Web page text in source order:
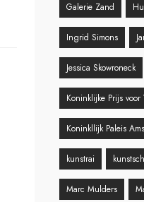
Galerie Zand
Ingrid Simons
Jessica Skowroneck
Koninklijke Prijs
Koninkllijk Paleis
kunstrai
Marc Mulders